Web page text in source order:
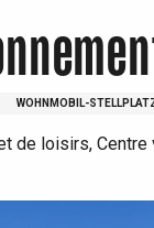
WOHNMOBIL-
de loisirs, Centre